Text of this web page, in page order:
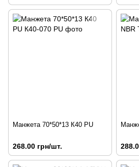
Манжета 70*50*13 К40 PU
268.00 грн/шт.